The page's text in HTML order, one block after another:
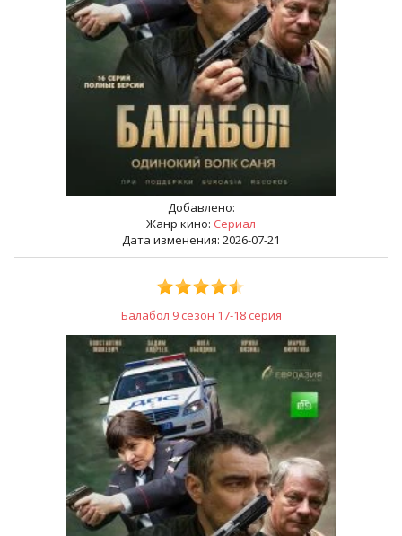
Добавлено:
Жанр кино: Сериал
Дата изменения: 2026-07-21
Балабол 9 сезон 17-18 серия